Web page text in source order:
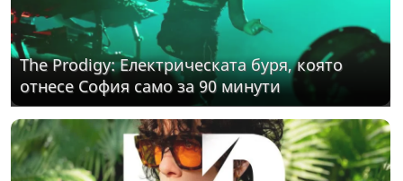
The Prodigy: Електрическата буря, която
отнесе София само за 90 минути